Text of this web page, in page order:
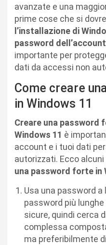
avanzate e una
prime cose che si
l’installazione di
password
importante per
dati da accessi non
Come creare
in Windows 11
Creare una password
Windows 11 è
account e i tuoi dati
autorizzati. Ecco
una password forte in
Usa una password a
password più
sicure, quindi cerca
complessa
ma preferibilmente